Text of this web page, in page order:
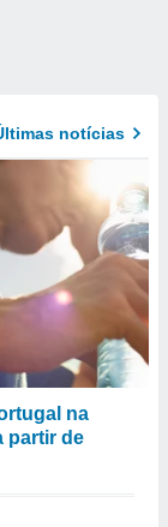
notícias
na
partir de